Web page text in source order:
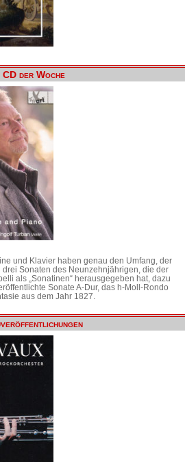
CD der Woche
und Klavier haben genau den Umfang, der
drei Sonaten des Neunzehnjährigen, die der
als „Sonatinen“ herausgegeben hat, dazu
Sonate A-Dur, das h-Moll-Rondo
aus dem Jahr 1827.